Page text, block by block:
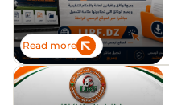
Read more